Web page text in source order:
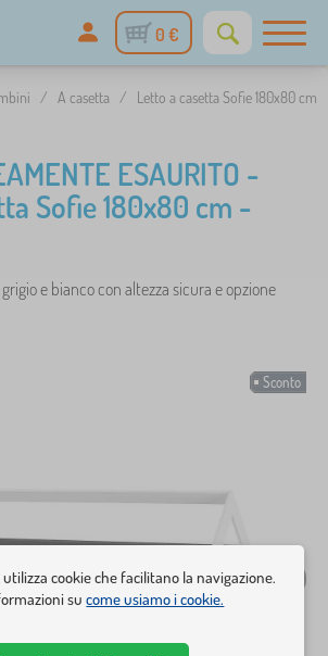
0 €
/ A casetta /
Letto a casetta Sofie 180x80 cm
ESAURITO -
Sofie 180x80 cm -
e bianco con altezza sicura e opzione
Sconto
utilizza cookie che facilitano la navigazione.
sucome usiamo i cookie.